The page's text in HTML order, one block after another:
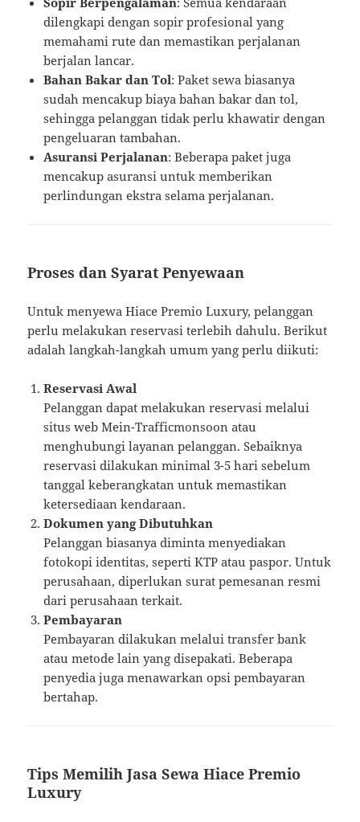
dilengkapi dengan sopir profesional yang
memahami rute dan memastikan perjalanan
berjalan lancar.
Bahan Bakar dan Tol: Paket sewa biasanya
sudah mencakup biaya bahan bakar dan tol,
sehingga pelanggan tidak perlu khawatir dengan
pengeluaran tambahan.
Asuransi Perjalanan: Beberapa paket juga
mencakup asuransi untuk memberikan
perlindungan ekstra selama perjalanan.
Proses dan Syarat Penyewaan
Untuk menyewa Hiace Premio Luxury, pelanggan
perlu melakukan reservasi terlebih dahulu. Berikut
adalah langkah-langkah umum yang perlu diikuti:
Reservasi Awal
Pelanggan dapat melakukan reservasi melalui
situs web Mein-Trafficmonsoon atau
menghubungi layanan pelanggan. Sebaiknya
reservasi dilakukan minimal 3-5 hari sebelum
tanggal keberangkatan untuk memastikan
ketersediaan kendaraan.
Dokumen yang Dibutuhkan
Pelanggan biasanya diminta menyediakan
fotokopi identitas, seperti KTP atau paspor. Untuk
perusahaan, diperlukan surat pemesanan resmi
dari perusahaan terkait.
Pembayaran
Pembayaran dilakukan melalui transfer bank
atau metode lain yang disepakati. Beberapa
penyedia juga menawarkan opsi pembayaran
bertahap.
Tips Memilih Jasa Sewa Hiace Premio
Luxury